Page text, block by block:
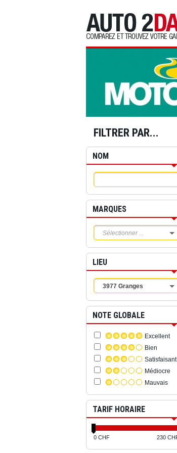
FILTRER PAR...
NOM
MARQUES
Sélectionner ...
LIEU
3977 Granges
NOTE GLOBALE
Excellent
Bien
Satisfaisant
Médiocre
Mauvais
TARIF HORAIRE
0 CHF 230